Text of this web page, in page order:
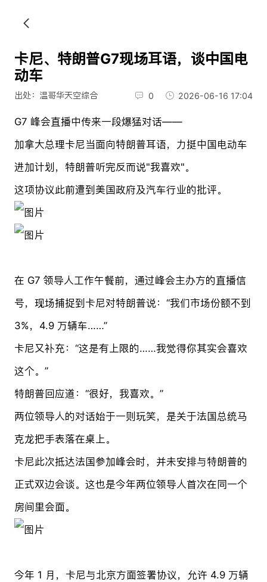
卡尼、特朗普G7现场耳语，谈中国电
动车
出处：温哥华天空综合 0 2026-06-16 17:04
G7 峰会直播中传来一段爆猛对话——
加拿大总理卡尼当面向特朗普耳语，力挺中国电动车
进加计划，特朗普听完反而说"我喜欢"。
这项协议此前遭到美国政府及汽车行业的批评。
在 G7 领导人工作午餐前，通过峰会主办方的直播信
号，现场捕捉到卡尼对特朗普说：“我们市场份额不到
3%，4.9 万辆车……”
卡尼又补充：“这是有上限的……我觉得你其实会喜欢
这个。”
特朗普回应道：“很好，我喜欢。”
两位领导人的对话始于一则玩笑，是关于法国总统马
克龙把手表落在桌上。
卡尼此次抵达法国参加峰会时，并未安排与特朗普的
正式双边会谈。这也是今年两位领导人首次在同一个
房间里会面。
今年 1 月，卡尼与北京方面签署协议，允许 4.9 万辆